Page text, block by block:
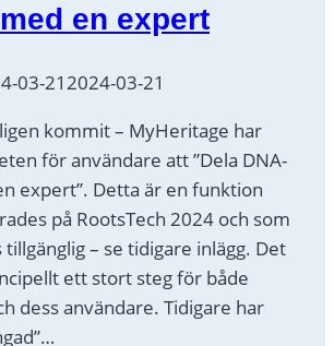
en expert
03-212024-03-21
kommit – MyHeritage har
för användare att ”Dela DNA-
expert”. Detta är en funktion
på RootsTech 2024 och som
– se tidigare inlägg. Det
ett stort steg för både
dess användare. Tidigare har